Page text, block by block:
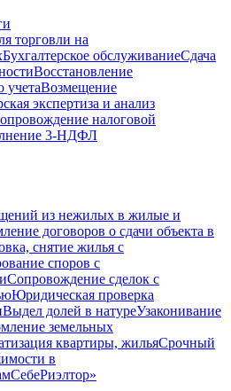
торговли на
Бухгалтерское обслуживаниеСдача
Восстановление
учетаВозмещение
экспертиза и анализ
налоговой
3-НДФЛ
из нежилых в жилые и
договоров о сдачи объекта в
снятие жилья с
споров с
Сопровождение сделок с
Юридическая проверка
Выдел долей в натуреУзаконивание
земельных
квартиры, жильяСрочный
в